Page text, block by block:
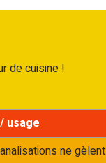
de cuisine !
usage
ne gèlent